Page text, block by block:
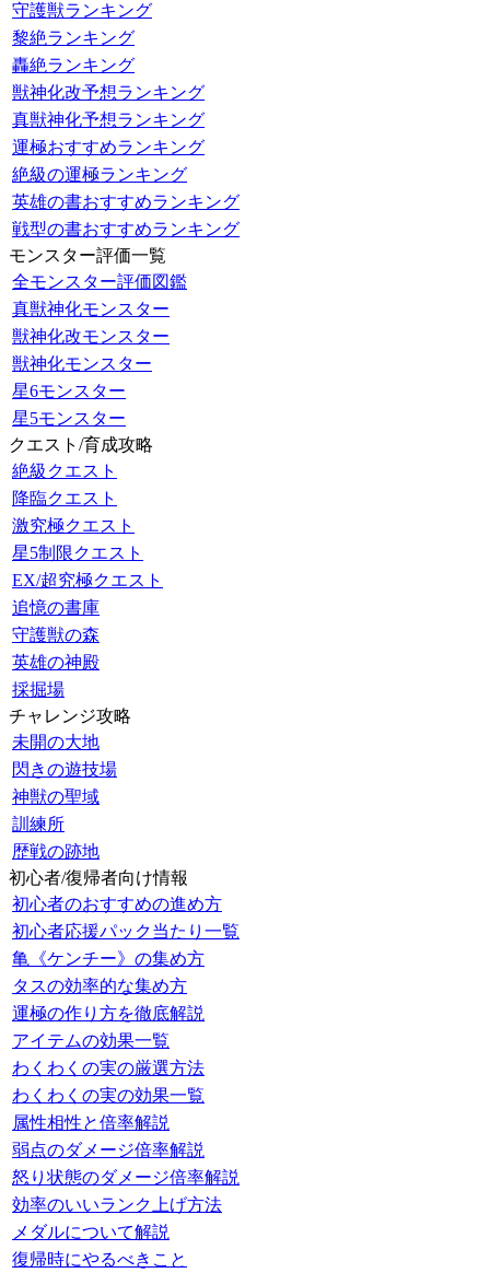
守護獣ランキング
黎絶ランキング
轟絶ランキング
獣神化改予想ランキング
真獣神化予想ランキング
運極おすすめランキング
絶級の運極ランキング
英雄の書おすすめランキング
戦型の書おすすめランキング
モンスター評価一覧
全モンスター評価図鑑
真獣神化モンスター
獣神化改モンスター
獣神化モンスター
星6モンスター
星5モンスター
クエスト/育成攻略
絶級クエスト
降臨クエスト
激究極クエスト
星5制限クエスト
EX/超究極クエスト
追憶の書庫
守護獣の森
英雄の神殿
採掘場
チャレンジ攻略
未開の大地
閃きの遊技場
神獣の聖域
訓練所
歴戦の跡地
初心者/復帰者向け情報
初心者のおすすめの進め方
初心者応援パック当たり一覧
亀《ケンチー》の集め方
タスの効率的な集め方
運極の作り方を徹底解説
アイテムの効果一覧
わくわくの実の厳選方法
わくわくの実の効果一覧
属性相性と倍率解説
弱点のダメージ倍率解説
怒り状態のダメージ倍率解説
効率のいいランク上げ方法
メダルについて解説
復帰時にやるべきこと